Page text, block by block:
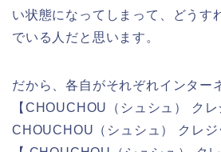
い状態になってしまって、どうす
でいる人だと思います。
だから、各自がそれぞれインター
【CHOUCHOU（シュシュ） ク
CHOUCHOU（シュシュ） クレ